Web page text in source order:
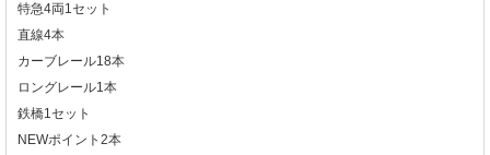
特急4両1セット
直線4本
カーブレール18本
ロングレール1本
鉄橋1セット
NEWポイント2本